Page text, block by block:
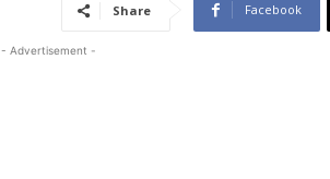
Share Facebook
- Advertisement -